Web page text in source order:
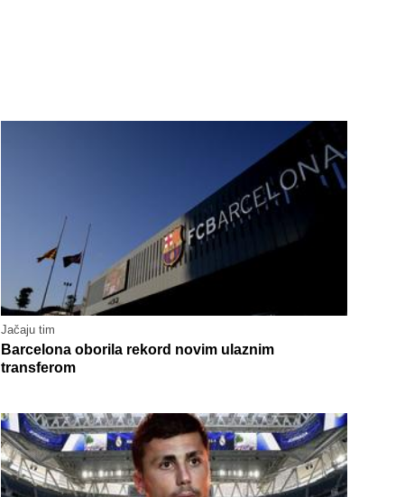
Jačaju tim
Barcelona oborila rekord novim ulaznim
transferom